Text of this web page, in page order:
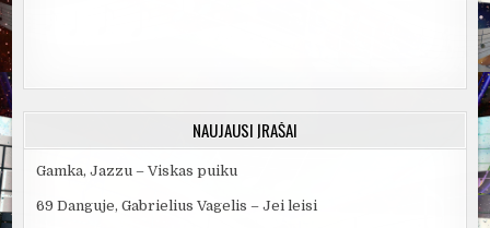
NAUJAUSI ĮRAŠAI
Gamka, Jazzu – Viskas puiku
69 Danguje, Gabrielius Vagelis – Jei leisi